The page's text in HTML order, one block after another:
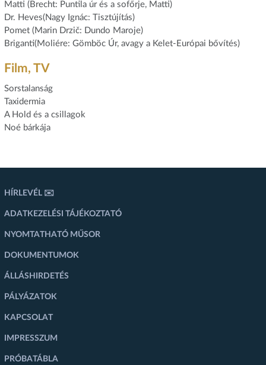
Matti (Brecht: Puntila úr és a sofőrje, Matti)
Dr. Heves(Nagy Ignác: Tisztújítás)
Pomet (Marin Drzič: Dundo Maroje)
Briganti(Moliére: Gömböc Úr, avagy a Kelet-Európai bővítés)
Film, TV
Sorstalanság
Taxidermia
A Hold és a csillagok
Noé bárkája
HÍRLEVÉL ✉️
ADATKEZELÉSI TÁJÉKOZTATÓ
NYOMTATHATÓ MŰSOR
DOKUMENTUMOK
ÁLLÁSHIRDETÉS
PÁLYÁZATOK
KAPCSOLAT
IMPRESSZUM
PRÓBATÁBLA